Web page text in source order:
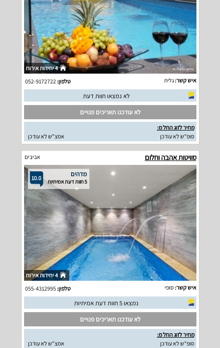
4 יחידות אירוח
איש קשר:גלית טלפון:052-9172722
לא נמצאו חוות דעת
לא עודכנו תאריכים פנויים
מחיר לזוג החל מ:
סופ"ש לא עודכן
אמצ"ש לא עודכן
סוויטות אהבה וחלום אביבים
10.0 מדהים
5 חוות דעת אמיתיות
4 יחידות אירוח
איש קשר:סופי טלפון:055-4312995
נמצאו 5 חוות דעת אמיתיות
לא עודכנו תאריכים פנויים
מחיר לזוג החל מ:
סופ"ש לא עודכן
אמצ"ש לא עודכן